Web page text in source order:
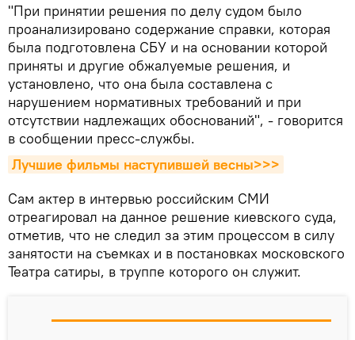
"При принятии решения по делу судом было
проанализировано содержание справки, которая
была подготовлена СБУ и на основании которой
приняты и другие обжалуемые решения, и
установлено, что она была составлена с
нарушением нормативных требований и при
отсутствии надлежащих обоснований", - говорится
в сообщении пресс-службы.
Лучшие фильмы наступившей весны>>>
Сам актер в интервью российским СМИ
отреагировал на данное решение киевского суда,
отметив, что не следил за этим процессом в силу
занятости на съемках и в постановках московского
Театра сатиры, в труппе которого он служит.